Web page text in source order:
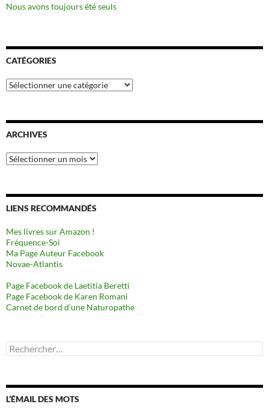
Nous avons toujours été seuls
CATÉGORIES
Catégories
ARCHIVES
Archives
LIENS RECOMMANDÉS
Mes livres sur Amazon !
Fréquence-Soi
Ma Page Auteur Facebook
Novae-Atlantis
Page Facebook de Laetitia Beretti
Page Facebook de Karen Romani
Carnet de bord d’une Naturopathe
Rechercher :
L’ÉMAIL DES MOTS